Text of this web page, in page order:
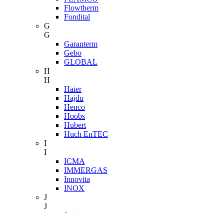
Flowtherm
Fondital
G
G
Garanterm
Gebo
GLOBAL
H
H
Haier
Hajdu
Henco
Hoobs
Hubert
Huch EnTEC
I
I
ICMA
IMMERGAS
Innovita
INOX
J
J